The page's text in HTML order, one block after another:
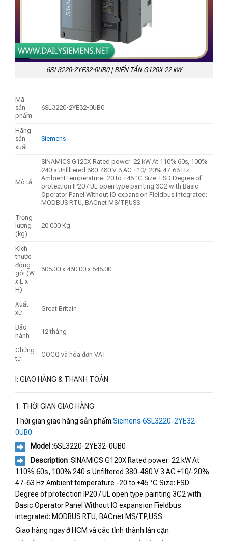
6SL3220-2YE32-0UB0 | BIẾN TẦN G120X 22 kW
Mã
sản
phẩm
6SL3220-2YE32-0UB0
Hãng
sản
xuất
Siemens
Mô tả
SINAMICS G120X Rated power: 22 kW At 110% 60s, 100%
240 s Unfiltered 380-480 V 3 AC +10/-20% 47-63 Hz
Ambient temperature -20 to +45 °C Size: FSD Degree of
protection IP20 / UL open type painting 3C2 with Basic
Operator Panel Without IO expansion Fieldbus integrated:
MODBUS RTU, BACnet MS/TP,USS
Trọng
lượng
(kg)
20.000 Kg
Kích
thước
đóng
gói (W
x L x
H)
305.00 x 430.00 x 545.00
Xuất
xứ
Great Britain
Bảo
hành
12 tháng
Chứng
từ
COCQ và hóa đơn VAT
I: GIAO HÀNG & THANH TOÁN
1: THỜI GIAN GIAO HÀNG
Thời gian giao hàng sản phẩm:Siemens 6SL3220-2YE32-
0UB0
Model :6SL3220-2YE32-0UB0
Description:SINAMICS G120X Rated power: 22 kW At
110% 60s, 100% 240 s Unfiltered 380-480 V 3 AC +10/-20%
47-63 Hz Ambient temperature -20 to +45 °C Size: FSD
Degree of protection IP20 / UL open type painting 3C2 with
Basic Operator Panel Without IO expansion Fieldbus
integrated: MODBUS RTU, BACnet MS/TP,USS
Giao hàng ngay ở HCM và các tỉnh thành lân cận